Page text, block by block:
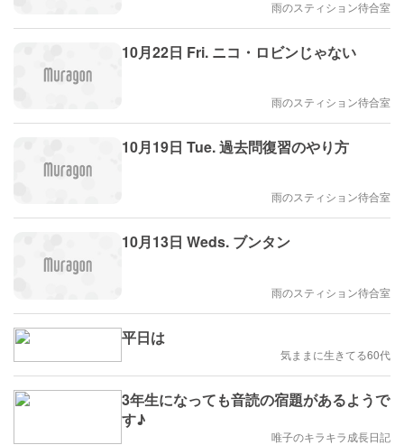
雨のスティション待合室
10月22日 Fri. ニコ・ロビンじゃない
雨のスティション待合室
10月19日 Tue. 過去問復習のやり方
雨のスティション待合室
10月13日 Weds. ブンタン
雨のスティション待合室
平日は
気ままに生きてる60代
3年生になっても音読の宿題があるようで
す♪
唯子のキラキラ成長日記